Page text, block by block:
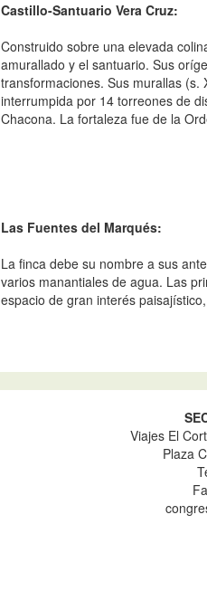
Castillo-Santuario Vera Cruz:
Construido sobre una elevada
amurallado y el santuario. Sus
transformaciones. Sus murallas
interrumpida por 14 torreones de
Chacona. La fortaleza fue de la
Las Fuentes del Marqués:
La finca debe su nombre a sus
varios manantiales de agua. Las
espacio de gran interés
Viajes El
Plaza